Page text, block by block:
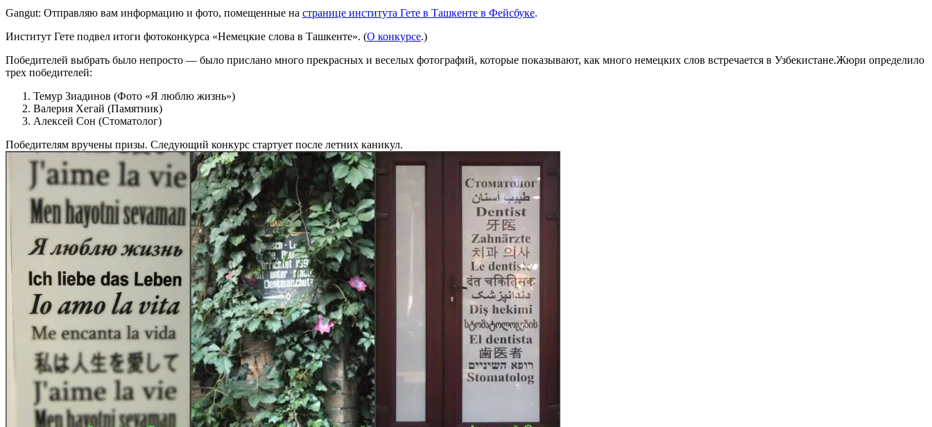
Gangut: Отправляю вам информацию и фото, помещенные на странице института Гете в Ташкенте в Фейсбуке.
Институт Гете подвел итоги фотоконкурса «Немецкие слова в Ташкенте». (О конкурсе.)
Победителей выбрать было непросто — было прислано много прекрасных и веселых фотографий, которые показывают, как много немецких слов встречается в Узбекистане.Жюри определило
трех победителей:
Темур Зиадинов (Фото «Я люблю жизнь»)
Валерия Хегай (Памятник)
Алексей Сон (Стоматолог)
Победителям вручены призы. Следующий конкурс стартует после летних каникул.